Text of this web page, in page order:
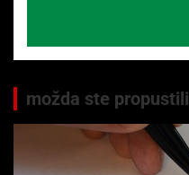
možda ste propustili